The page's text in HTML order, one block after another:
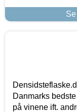
Danmarks
på vinene ift.